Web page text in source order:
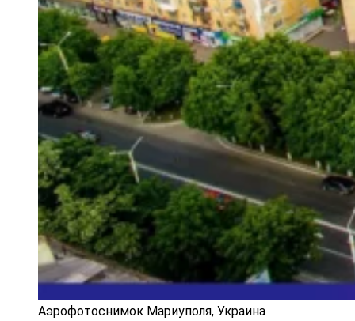
Аэрофотоснимок Мариуполя, Украина